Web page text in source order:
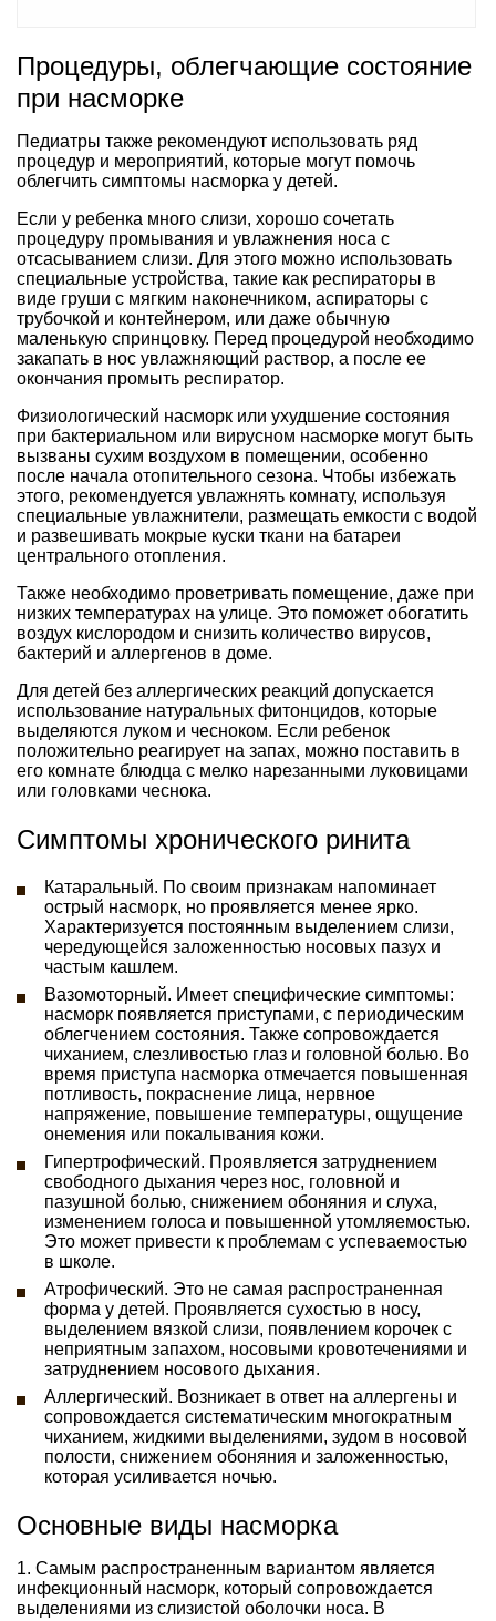
Процедуры, облегчающие состояние
при насморке
Педиатры также рекомендуют использовать ряд
процедур и мероприятий, которые могут помочь
облегчить симптомы насморка у детей.
Если у ребенка много слизи, хорошо сочетать
процедуру промывания и увлажнения носа с
отсасыванием слизи. Для этого можно использовать
специальные устройства, такие как респираторы в
виде груши с мягким наконечником, аспираторы с
трубочкой и контейнером, или даже обычную
маленькую спринцовку. Перед процедурой необходимо
закапать в нос увлажняющий раствор, а после ее
окончания промыть респиратор.
Физиологический насморк или ухудшение состояния
при бактериальном или вирусном насморке могут быть
вызваны сухим воздухом в помещении, особенно
после начала отопительного сезона. Чтобы избежать
этого, рекомендуется увлажнять комнату, используя
специальные увлажнители, размещать емкости с водой
и развешивать мокрые куски ткани на батареи
центрального отопления.
Также необходимо проветривать помещение, даже при
низких температурах на улице. Это поможет обогатить
воздух кислородом и снизить количество вирусов,
бактерий и аллергенов в доме.
Для детей без аллергических реакций допускается
использование натуральных фитонцидов, которые
выделяются луком и чесноком. Если ребенок
положительно реагирует на запах, можно поставить в
его комнате блюдца с мелко нарезанными луковицами
или головками чеснока.
Симптомы хронического ринита
Катаральный. По своим признакам напоминает
острый насморк, но проявляется менее ярко.
Характеризуется постоянным выделением слизи,
чередующейся заложенностью носовых пазух и
частым кашлем.
Вазомоторный. Имеет специфические симптомы:
насморк появляется приступами, с периодическим
облегчением состояния. Также сопровождается
чиханием, слезливостью глаз и головной болью. Во
время приступа насморка отмечается повышенная
потливость, покраснение лица, нервное
напряжение, повышение температуры, ощущение
онемения или покалывания кожи.
Гипертрофический. Проявляется затруднением
свободного дыхания через нос, головной и
пазушной болью, снижением обоняния и слуха,
изменением голоса и повышенной утомляемостью.
Это может привести к проблемам с успеваемостью
в школе.
Атрофический. Это не самая распространенная
форма у детей. Проявляется сухостью в носу,
выделением вязкой слизи, появлением корочек с
неприятным запахом, носовыми кровотечениями и
затруднением носового дыхания.
Аллергический. Возникает в ответ на аллергены и
сопровождается систематическим многократным
чиханием, жидкими выделениями, зудом в носовой
полости, снижением обоняния и заложенностью,
которая усиливается ночью.
Основные виды насморка
1. Самым распространенным вариантом является
инфекционный насморк, который сопровождается
выделениями из слизистой оболочки носа. В